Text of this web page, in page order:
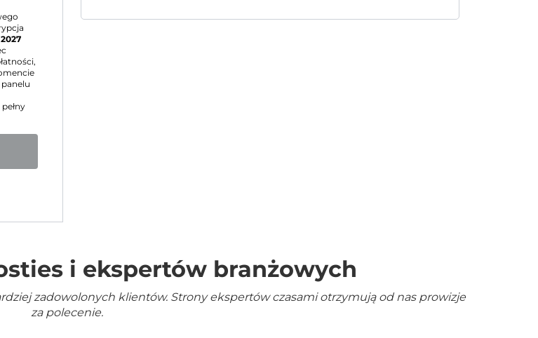
i ekspertów branżowych
zadowolonych klientów. Strony ekspertów czasami otrzymują od nas prowizje
za polecenie.